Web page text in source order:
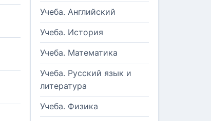
Учеба. Английский
Учеба. История
Учеба. Математика
Учеба. Русский язык и
литература
Учеба. Физика